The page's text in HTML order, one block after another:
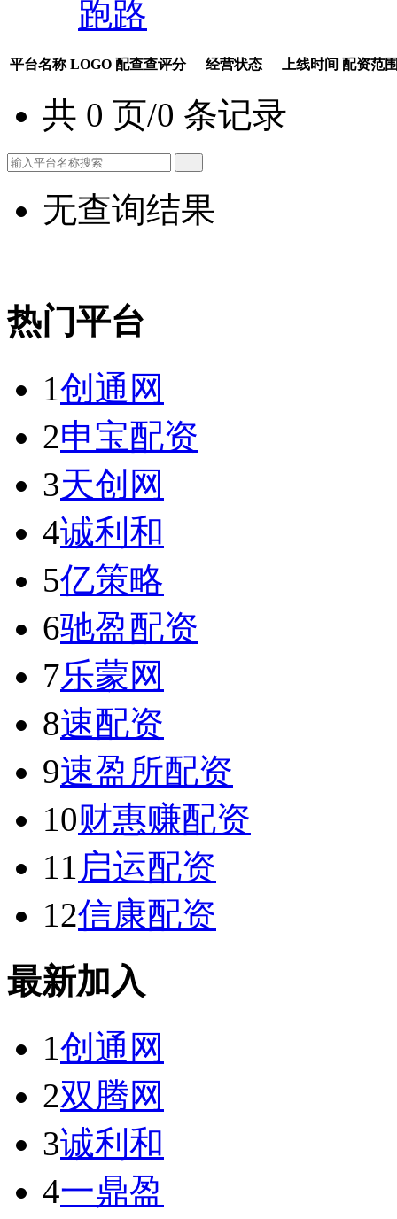
跑路
平台名称 LOGO 配查查评分 经营状态 上线时间 配资范
共 0 页/0 条记录
无查询结果
热门平台
1创通网
2申宝配资
3天创网
4诚利和
5亿策略
6驰盈配资
7乐蒙网
8速配资
9速盈所配资
10财惠赚配资
11 启运配资
12信康配资
最新加入
1创通网
2双腾网
3诚利和
4一鼎盈